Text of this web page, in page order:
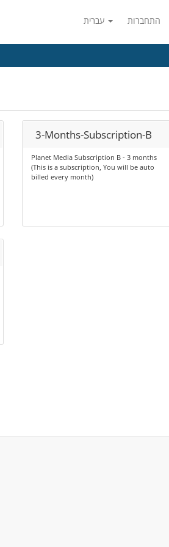
התחברות
3-Months-Subscription-B
Planet Media Subscription B - 3 months
(This is a subscription, You will be auto
billed every month)